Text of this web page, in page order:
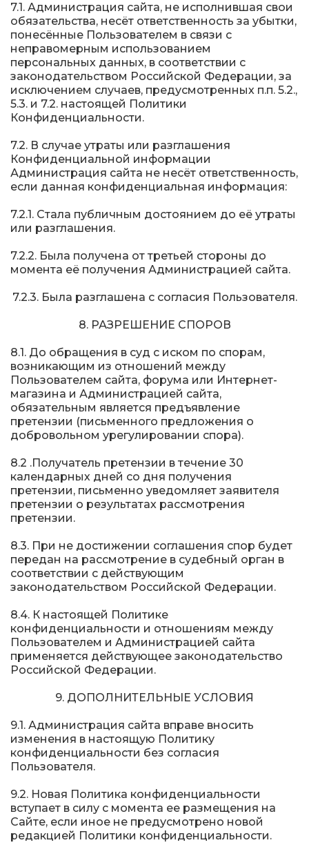
7.1. Администрация сайта, не исполнившая свои
обязательства, несёт ответственность за убытки,
понесённые Пользователем в связи с
неправомерным использованием
персональных данных, в соответствии с
законодательством Российской Федерации, за
исключением случаев, предусмотренных п.п. 5.2.,
5.3. и 7.2. настоящей Политики
Конфиденциальности.
7.2. В случае утраты или разглашения
Конфиденциальной информации
Администрация сайта не несёт ответственность,
если данная конфиденциальная информация:
7.2.1. Стала публичным достоянием до её утраты
или разглашения.
7.2.2. Была получена от третьей стороны до
момента её получения Администрацией сайта.
7.2.3. Была разглашена с согласия Пользователя.
8. РАЗРЕШЕНИЕ СПОРОВ
8.1. До обращения в суд с иском по спорам,
возникающим из отношений между
Пользователем сайта, форума или Интернет-
магазина и Администрацией сайта,
обязательным является предъявление
претензии (письменного предложения о
добровольном урегулировании спора).
8.2 .Получатель претензии в течение 30
календарных дней со дня получения
претензии, письменно уведомляет заявителя
претензии о результатах рассмотрения
претензии.
8.3. При не достижении соглашения спор будет
передан на рассмотрение в судебный орган в
соответствии с действующим
законодательством Российской Федерации.
8.4. К настоящей Политике
конфиденциальности и отношениям между
Пользователем и Администрацией сайта
применяется действующее законодательство
Российской Федерации.
9. ДОПОЛНИТЕЛЬНЫЕ УСЛОВИЯ
9.1. Администрация сайта вправе вносить
изменения в настоящую Политику
конфиденциальности без согласия
Пользователя.
9.2. Новая Политика конфиденциальности
вступает в силу с момента ее размещения на
Сайте, если иное не предусмотрено новой
редакцией Политики конфиденциальности.